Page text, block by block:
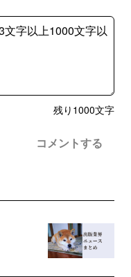
残り 1000文字
コメントする